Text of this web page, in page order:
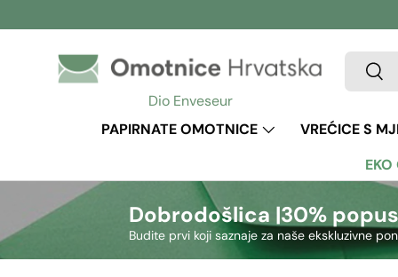
Preskoči na sadržaj
Dio Enveseur
PAPIRNATE OMOTNICE VREĆICE S
Dobrodošlica |30%
Budite prvi koji saznaje za naše ekskluzivne